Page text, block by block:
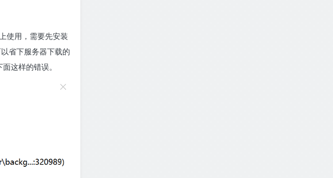
使用，需要先安装
省下服务器下载的
这样的错误。